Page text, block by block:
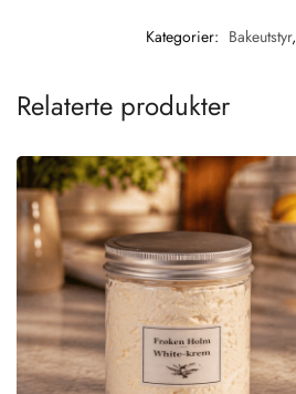
Kategorier: Bakeutstyr,
Relaterte produkter